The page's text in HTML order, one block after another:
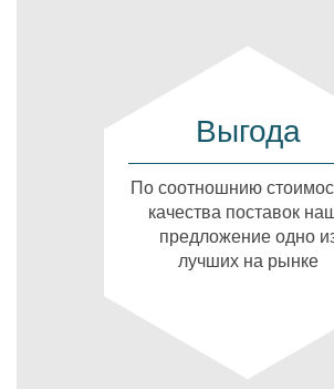
Выгода
По соотношнию
качества поставок
предложение одно
лучших на рынке